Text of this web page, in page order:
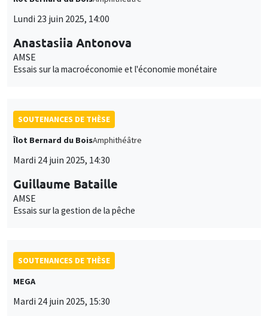
Lundi 23 juin 2025, 14:00
Anastasiia Antonova
AMSE
Essais sur la macroéconomie et l'économie monétaire
SOUTENANCES DE THÈSE
Îlot Bernard du BoisAmphithéâtre
Mardi 24 juin 2025, 14:30
Guillaume Bataille
AMSE
Essais sur la gestion de la pêche
SOUTENANCES DE THÈSE
MEGA
Mardi 24 juin 2025, 15:30